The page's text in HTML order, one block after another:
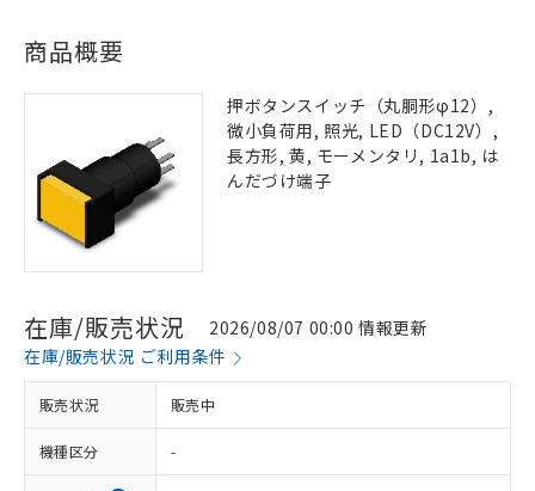
商品概要
押ボタンスイッチ（丸胴形φ12）,
微小負荷用, 照光, LED（DC12V）,
長方形, 黄, モーメンタリ, 1a1b, は
んだづけ端子
在庫/販売状況
2026/08/07 00:00 情報更新
在庫/販売状況 ご利用条件
販売状況 販売中
機種区分 -